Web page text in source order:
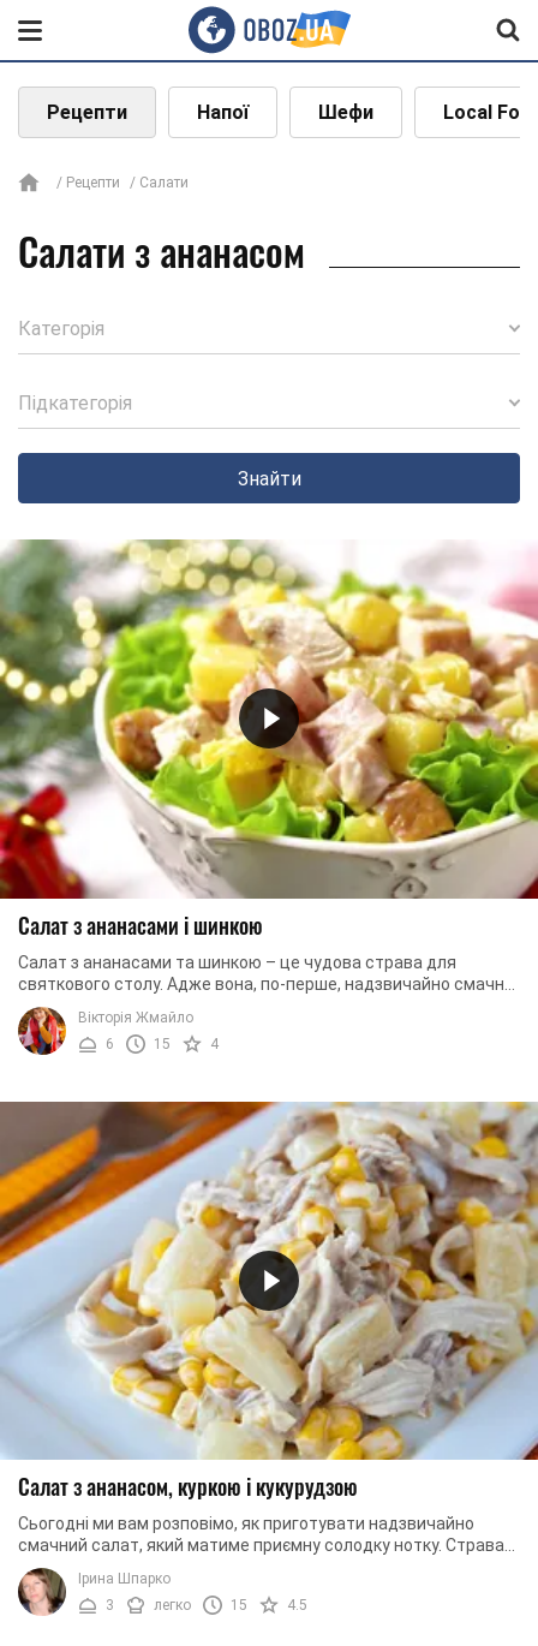
Рецепти Напої Шефи Local
Рецепти Салати
Салати з ананасом
Категорія
Підкатегорія
Знайти
Салат з ананасами і шинкою
Салат з ананасами та шинкою – це чудова страва для
святкового столу. Адже вона, по-перше, надзвичайно смачна
у зв’язку із гармонійним поєднанням ...
Вікторія Жмайло
6
15 4
Салат з ананасом, куркою і кукурудзою
Сьогодні ми вам розповімо, як приготувати надзвичайно
смачний салат, який матиме приємну солодку нотку. Страва
готується з використанням ...
Ірина Шпарко
3
легко 15 4.5